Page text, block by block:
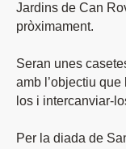
Jardins de Can
pròximament.
Seran unes
amb l’objectiu
los i intercanviar-
Per la diada de